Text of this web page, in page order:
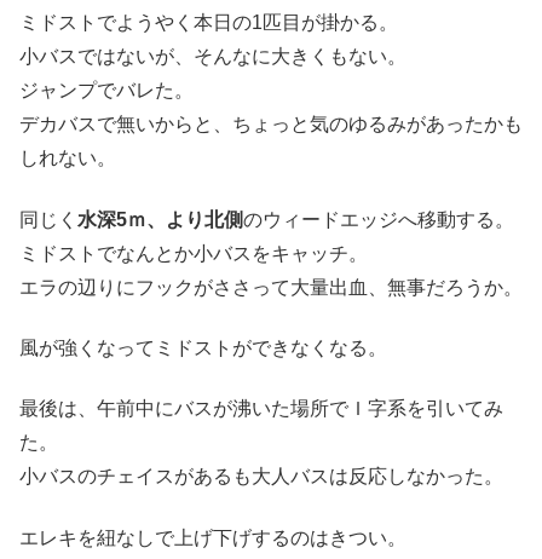
ミドストでようやく本日の1匹目が掛かる。
小バスではないが、そんなに大きくもない。
ジャンプでバレた。
デカバスで無いからと、ちょっと気のゆるみがあったかも
しれない。
同じく 水深5ｍ、より北側のウィードエッジへ移動する。
ミドストでなんとか小バスをキャッチ。
エラの辺りにフックがささって大量出血、無事だろうか。
風が強くなってミドストができなくなる。
最後は、午前中にバスが沸いた場所でＩ字系を引いてみ
た。
小バスのチェイスがあるも大人バスは反応しなかった。
エレキを紐なしで上げ下げするのはきつい。